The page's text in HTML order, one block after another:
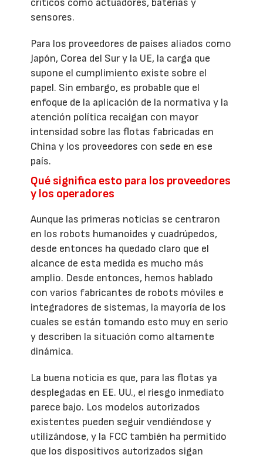
críticos como actuadores, baterías y
sensores.
Para los proveedores de países aliados como
Japón, Corea del Sur y la UE, la carga que
supone el cumplimiento existe sobre el
papel. Sin embargo, es probable que el
enfoque de la aplicación de la normativa y la
atención política recaigan con mayor
intensidad sobre las flotas fabricadas en
China y los proveedores con sede en ese
país.
Qué significa esto para los proveedores
y los operadores
Aunque las primeras noticias se centraron
en los robots humanoides y cuadrúpedos,
desde entonces ha quedado claro que el
alcance de esta medida es mucho más
amplio. Desde entonces, hemos hablado
con varios fabricantes de robots móviles e
integradores de sistemas, la mayoría de los
cuales se están tomando esto muy en serio
y describen la situación como altamente
dinámica.
La buena noticia es que, para las flotas ya
desplegadas en EE. UU., el riesgo inmediato
parece bajo. Los modelos autorizados
existentes pueden seguir vendiéndose y
utilizándose, y la FCC también ha permitido
que los dispositivos autorizados sigan